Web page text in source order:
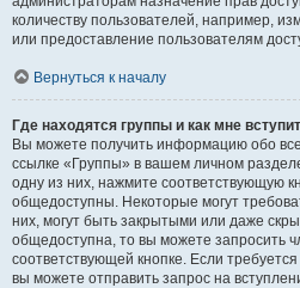
количеству пользователей, например,
или предоставление пользователям
Вернуться к началу
Где находятся группы и как мне
Вы можете получить информацию обо
ссылке «Группы» в вашем личном
одну из них, нажмите соответствующую
общедоступны. Некоторые могут
них, могут быть закрытыми или даже
общедоступна, то вы можете запросить
соответствующей кнопке. Если
вы можете отправить запрос на